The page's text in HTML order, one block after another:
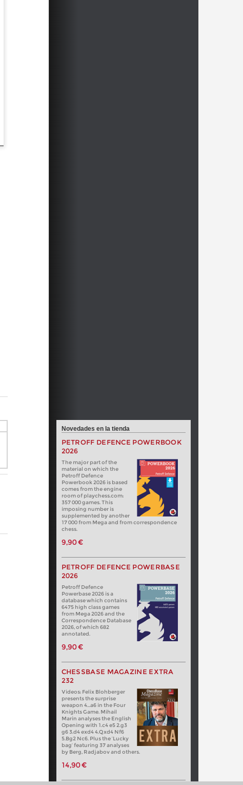
Novedades en la tienda
PETROFF DEFENCE POWERBOOK
2026
The major part of the
material on which the
Petroff Defence
Powerbook 2026 is based
comes from the engine
room of playchess.com:
357 000 games. This
imposing number is
supplemented by another
17 000 from Mega and from correspondence
chess.
9,90 €
PETROFF DEFENCE POWERBASE
2026
Petroff Defence
Powerbase 2026 is a
database which contains
6475 high class games
from Mega 2026 and the
Correspondence Database
2026, of which 682
annotated.
9,90 €
CHESSBASE MAGAZINE EXTRA
232
Videos: Felix Blohberger
presents the surprise
weapon 4…a6 in the Four
Knights Game. Mihail
Marin analyses the English
Opening with 1.c4 e5 2.g3
g6 3.d4 exd4 4.Qxd4 Nf6
5.Bg2 Nc6. Plus the ‘Lucky
bag’ featuring 37 analyses
by Berg, Radjabov and others.
14,90 €